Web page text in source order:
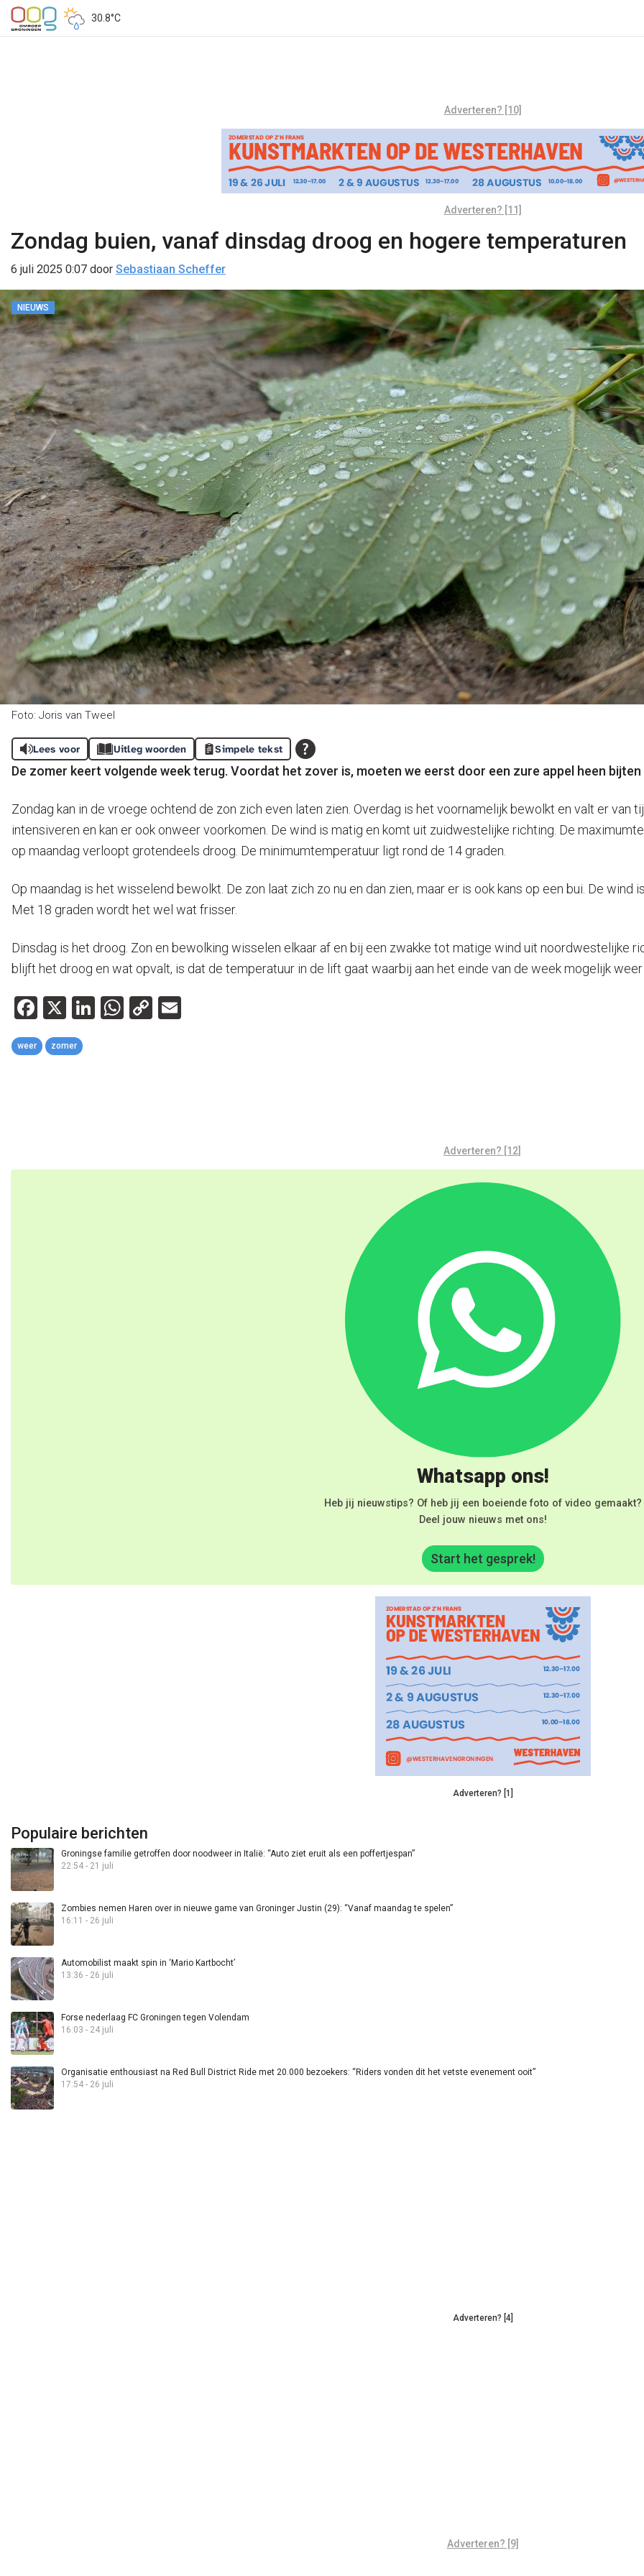
30.8°C
Adverteren? [10]
Adverteren? [11]
Zondag buien, vanaf dinsdag droog en hogere temperaturen
6 juli 2025 0:07 door Sebastiaan Scheffer
NIEUWS
Foto: Joris van Tweel
Lees voor Uitleg woorden Simpele tekst
De zomer keert volgende week terug. Voordat het zover is, moeten we eerst door een zure appel heen
Zondag kan in de vroege ochtend de zon zich even laten zien. Overdag is het voornamelijk bewolkt en valt er van
intensiveren en kan er ook onweer voorkomen. De wind is matig en komt uit zuidwestelijke richting. De
op maandag verloopt grotendeels droog. De minimumtemperatuur ligt rond de 14 graden.
Op maandag is het wisselend bewolkt. De zon laat zich zo nu en dan zien, maar er is ook kans op een bui. De
Met 18 graden wordt het wel wat frisser.
Dinsdag is het droog. Zon en bewolking wisselen elkaar af en bij een zwakke tot matige wind uit noordwestelijke
blijft het droog en wat opvalt, is dat de temperatuur in de lift gaat waarbij aan het einde van de week mogelijk
Facebook
X LinkedIn
WhatsApp
Copy
weer zomer
Adverteren? [12]
Whatsapp ons!
Heb jij nieuwstips? Of heb jij een boeiende foto of video gemaakt?
Deel jouw nieuws met ons!
Start het gesprek!
Adverteren? [1]
Populaire berichten
Groningse familie getroffen door noodweer in Italië: “Auto ziet eruit als een poffertjespan”
22:54 - 21 juli
Zombies nemen Haren over in nieuwe game van Groninger Justin (29): “Vanaf maandag te spelen”
16:11 - 26 juli
Automobilist maakt spin in ‘Mario Kartbocht’
13:36 - 26 juli
Forse nederlaag FC Groningen tegen Volendam
16:03 - 24 juli
Organisatie enthousiast na Red Bull District Ride met 20.000 bezoekers: “Riders vonden dit het vetste evenement ooit”
17:54 - 26 juli
Adverteren? [4]
Adverteren? [9]